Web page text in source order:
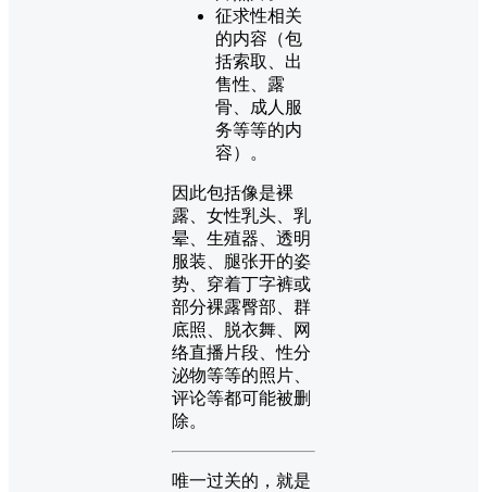
征求性相关
的内容（包
括索取、出
售性、露
骨、成人服
务等等的内
容）。
因此包括像是裸
露、女性乳头、乳
晕、生殖器、透明
服装、腿张开的姿
势、穿着丁字裤或
部分裸露臀部、群
底照、脱衣舞、网
络直播片段、性分
泌物等等的照片、
评论等都可能被删
除。
唯一过关的，就是